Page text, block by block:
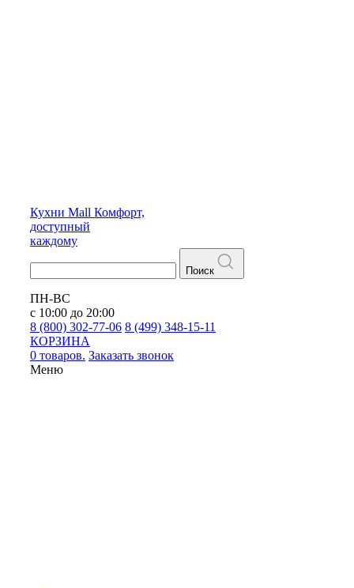
Кухни Mall Комфорт,
доступный
каждому
Поиск
ПН-ВС
с 10:00 до 20:00
8 (800) 302-77-06 8 (499) 348-15-11
КОРЗИНА
0 товаров. Заказать звонок
Меню